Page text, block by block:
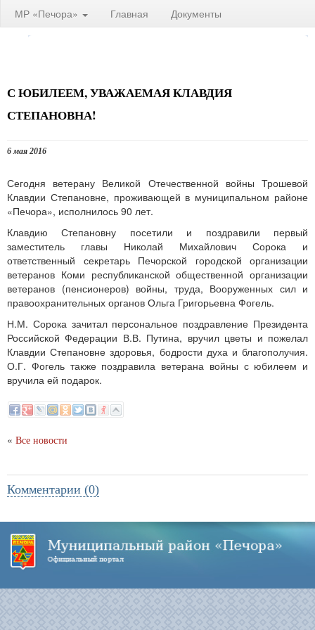
МР «Печора» Главная Документы
С ЮБИЛЕЕМ, УВАЖАЕМАЯ КЛАВДИЯ
СТЕПАНОВНА!
6 мая 2016
Сегодня ветерану Великой Отечественной войны Трошевой
Клавдии Степановне, проживающей в муниципальном районе
«Печора», исполнилось 90 лет.
Клавдию Степановну посетили и поздравили первый
заместитель главы Николай Михайлович Сорока и
ответственный секретарь Печорской городской организации
ветеранов Коми республиканской общественной организации
ветеранов (пенсионеров) войны, труда, Вооруженных сил и
правоохранительных органов Ольга Григорьевна Фогель.
Н.М. Сорока зачитал персональное поздравление Президента
Российской Федерации В.В. Путина, вручил цветы и пожелал
Клавдии Степановне здоровья, бодрости духа и благополучия.
О.Г. Фогель также поздравила ветерана войны с юбилеем и
вручила ей подарок.
« Все новости
Комментарии (0)